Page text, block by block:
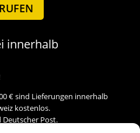
innerhalb
€ sind Lieferungen innerhalb
kostenlos.
Post.